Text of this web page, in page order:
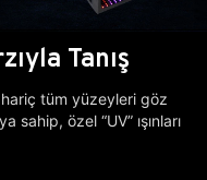
Tanış
hariç tüm yüzeyleri göz
sahip, özel “UV” ışınları